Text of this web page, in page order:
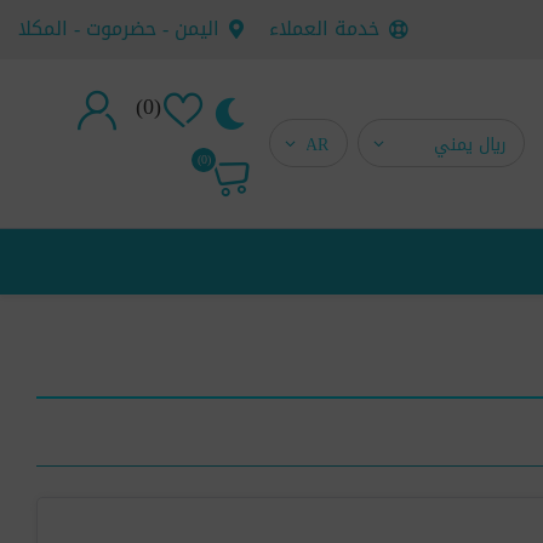
خدمة العملاء اليمن - حضرموت - المكلا
(0)
تسجيل جديد(0)